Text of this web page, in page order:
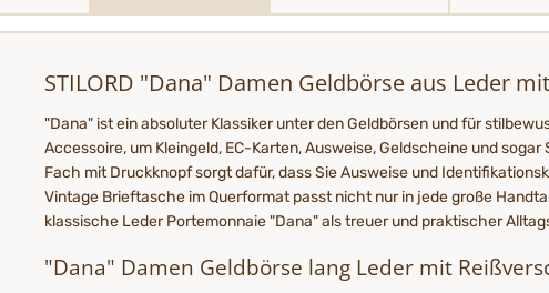
STILORD "Dana" Damen Geldbörse aus Leder
"Dana" ist ein absoluter Klassiker unter den Geldbörsen und für
Accessoire, um Kleingeld, EC-Karten, Ausweise, Geldscheine und
Fach mit Druckknopf sorgt dafür, dass Sie Ausweise und
Vintage Brieftasche im Querformat passt nicht nur in jede große
klassische Leder Portemonnaie "Dana" als treuer und praktischer
"Dana" Damen Geldbörse lang Leder mit